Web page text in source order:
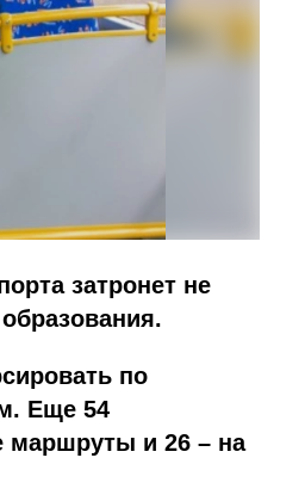
затронет не
по
Еще 54
и 26 – на